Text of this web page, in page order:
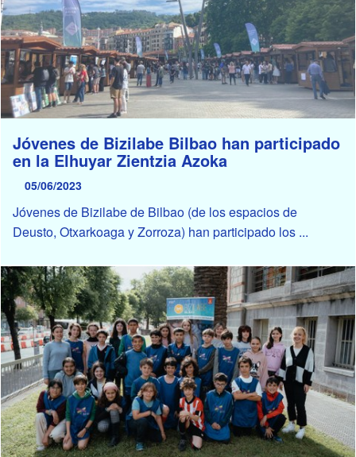
Jóvenes de Bizilabe Bilbao han participado
en la Elhuyar Zientzia Azoka
05/06/2023
Jóvenes de Bizilabe de Bilbao (de los espacios de
Deusto, Otxarkoaga y Zorroza) han participado los ...